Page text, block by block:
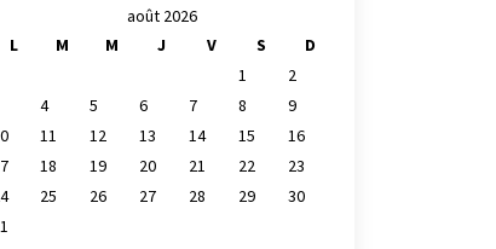
août 2026
L
M M J V S
D
1
2
4 5 6 7 8
9
11 12 13 14 15
16
18 19 20 21 22
23
25 26 27 28 29
30